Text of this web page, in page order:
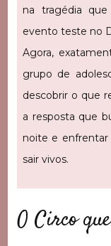
na tragédia
evento teste no
Agora,
grupo de
descobrir o que
a resposta que
noite e
sair vivos.
O Circo